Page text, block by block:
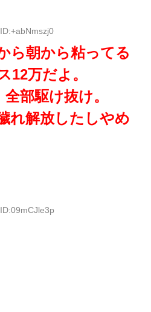
ら朝から粘ってる
12万だよ。
部駆け抜け。
れ解放したしやめ